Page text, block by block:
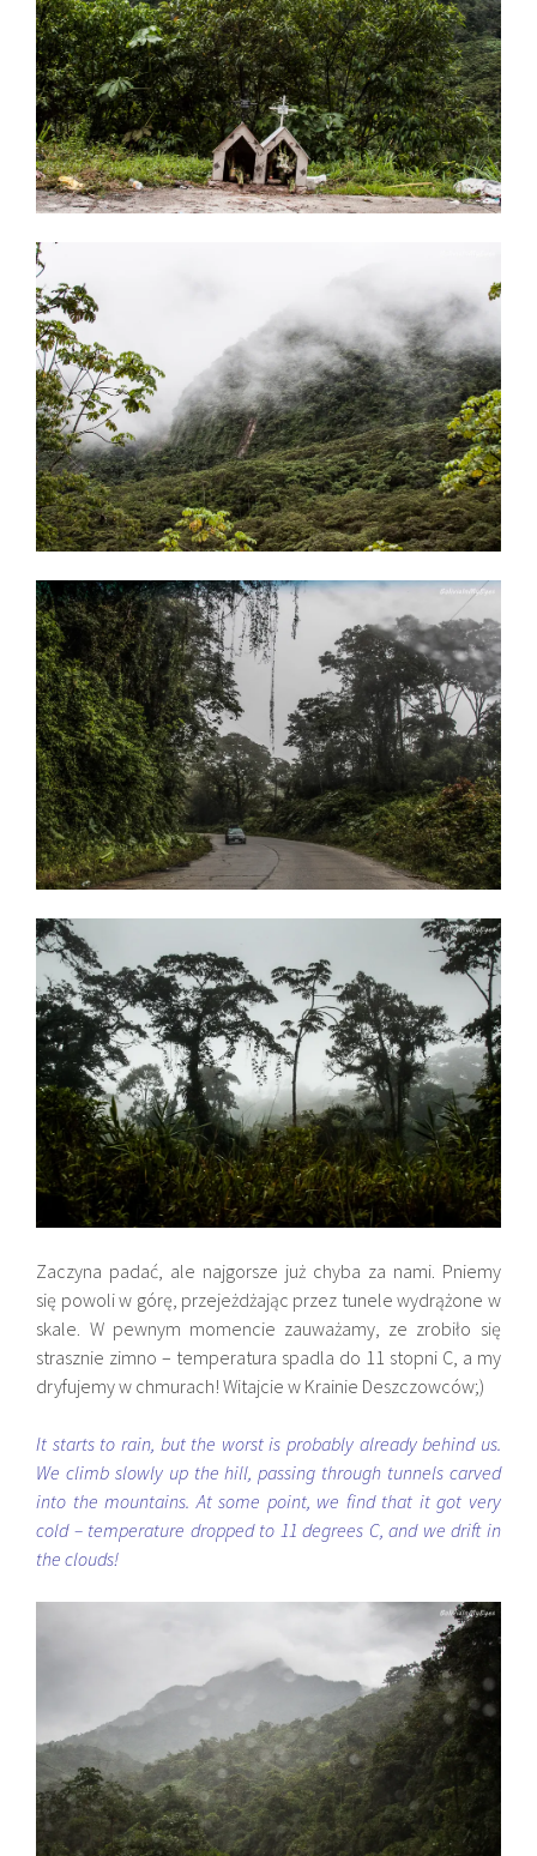
Zaczyna padać, ale najgorsze już chyba za nami. Pniemy
się powoli w górę, przejeżdżając przez tunele wydrążone w
skale. W pewnym momencie zauważamy, ze zrobiło się
strasznie zimno – temperatura spadla do 11 stopni C, a my
dryfujemy w chmurach! Witajcie w Krainie Deszczowców;)
It starts to rain, but the worst is probably already behind us.
We climb slowly up the hill, passing through tunnels carved
into the mountains. At some point, we find that it got very
cold – temperature dropped to 11 degrees C, and we drift in
the clouds!